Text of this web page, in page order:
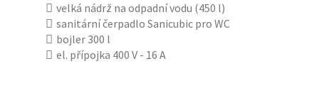
velká nádrž na odpadní vodu (450 l)
sanitární čerpadlo Sanicubic pro WC
bojler 300 l
el. přípojka 400 V - 16 A